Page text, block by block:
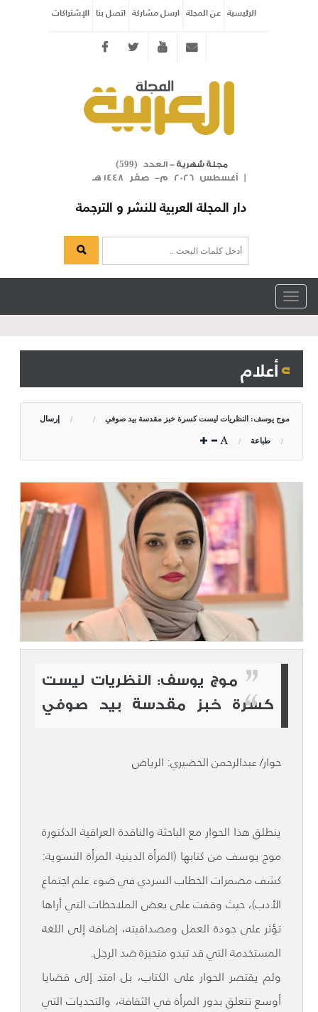
الرئيسية عن المجلة ارسل مشاركة اتصل بنا الإشتراكات
Twitter youtube
مجلة شهرية- العدد ( 599
)
| أغسطس 2026 م- صفر 1448 هـ
دار المجلة العربية للنشر و الترجمة
Toggle
navigation
أعلام
موج يوسف: النظريات ليست كسرة خبز مقدسة بيد صوفي إرسال
طباعة
موج يوسف: النظريات ليست
كسرة خبز مقدسة بيد صوفي
حوار/ عبدالرحمن الخضيري: الرياض
ينطلق هذا الحوار مع الباحثة والناقدة العراقية الدكتورة
موج يوسف من كتابها (المرأة الدينية المرأة النسوية:
كشف مضمرات الخطاب السردي في ضوء علم اجتماع
الأدب)، حيث وقفت على بعض الملاحظات التي أراها
تؤثر على جودة العمل ومصداقيته، إضافة إلى اللغة
المستخدمة التي قد تبدو متحيزة ضد الرجل.
ولم يقتصر الحوار على الكتاب، بل امتد إلى قضايا
أوسع تتعلق بدور المرأة في الثقافة، والتحديات التي